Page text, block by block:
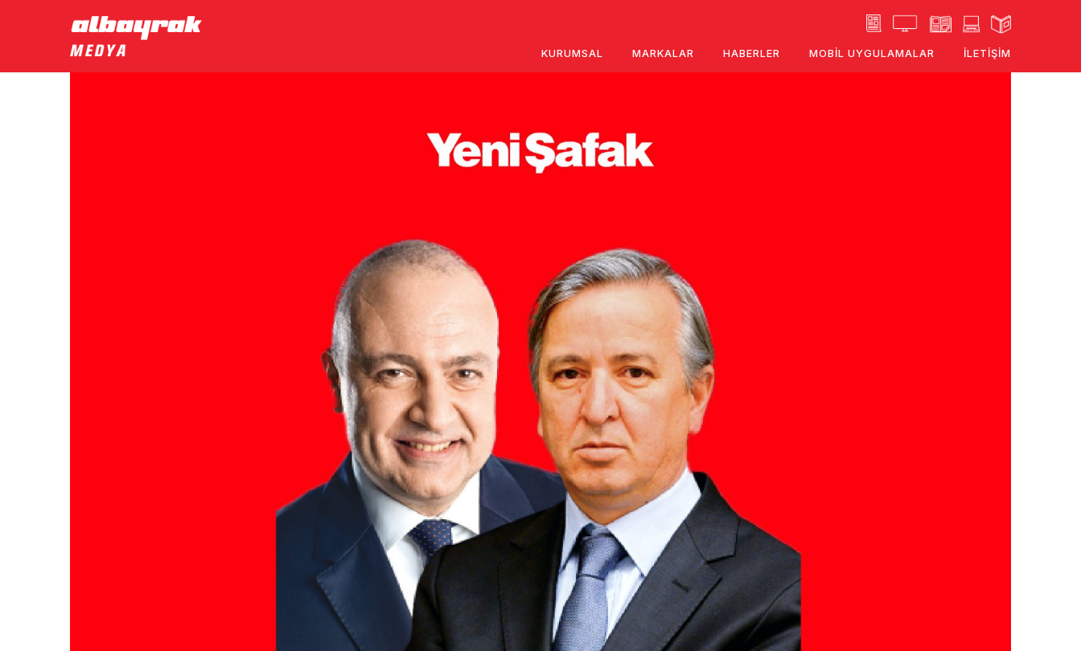
KURUMSAL MARKALAR HABERLER MOBIL UYGULAMALAR İLETIŞIM